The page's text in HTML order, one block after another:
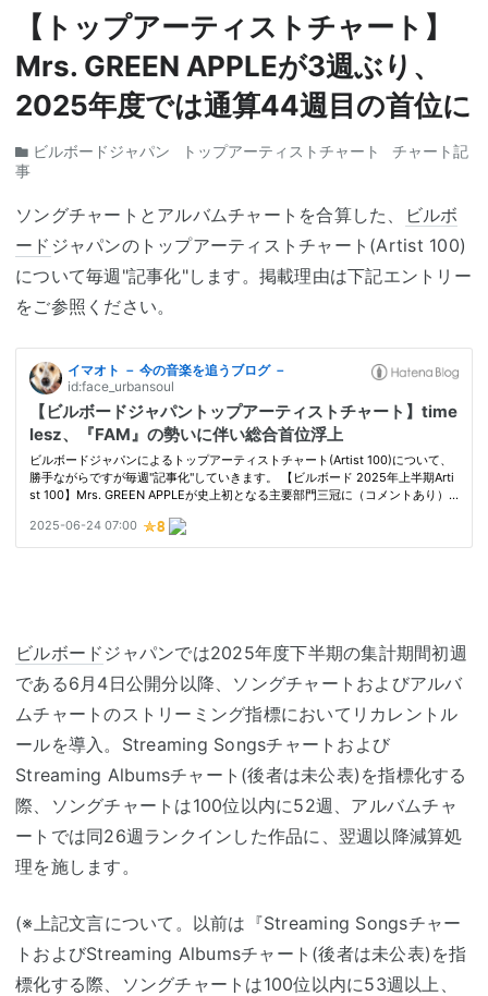
【トップアーティストチャート】
Mrs. GREEN APPLEが3週ぶり、
2025年度では通算44週目の首位に
ビルボードジャパン トップアーティストチャート
チャート記
事
ソングチャートとアルバムチャートを合算した、
ビルボ
ード ジャパンのトップアーティストチャート(Artist 100)
について毎週"記事化"します。掲載理由は下記エントリー
をご参照ください。
ビルボード ジャパンでは2025年度下半期の集計期間初週
である6月4日公開分以降、ソングチャートおよびアルバ
ムチャートのストリーミング指標においてリカレントル
ールを導入。Streaming Songsチャートおよび
Streaming Albumsチャート(後者は未公表)を指標化する
際、ソングチャートは100位以内に52週、アルバムチャ
ートでは同26週ランクインした作品に、翌週以降減算処
理を施します。
(※上記文言について。以前は『Streaming Songsチャー
トおよびStreaming Albumsチャート(後者は未公表)を指
標化する際、ソングチャートは100位以内に53週以上、